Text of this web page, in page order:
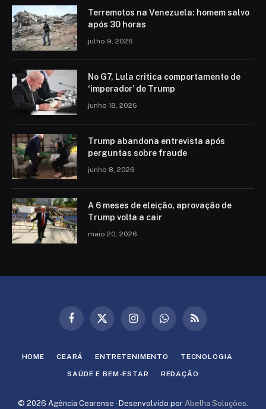
Terremotos na Venezuela: homem salvo
após 30 horas
julho 9, 2026
No G7, Lula critica comportamento de
‘imperador’ de Trump
junho 18, 2026
Trump abandona entrevista após
perguntas sobre fraude
junho 8, 2026
A 6 meses de eleição, aprovação de
Trump volta a cair
maio 20, 2026
Facebook
X
InstagramWhatsAppRSS
HOME CEARÁ ENTRETENIMENTO TECNOLOGIA
SAÚDE E BEM-ESTAR REDAÇÃO
© 2026 Agência Cearense - Desenvolvido por Abelha Soluções